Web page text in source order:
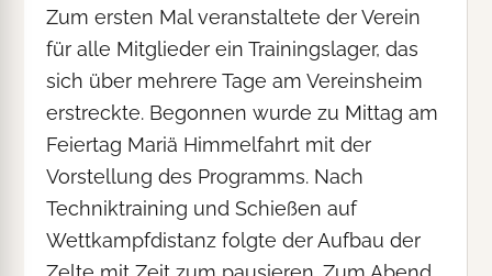
Zum ersten Mal veranstaltete der Verein
für alle Mitglieder ein Trainingslager, das
sich über mehrere Tage am Vereinsheim
erstreckte. Begonnen wurde zu Mittag am
Feiertag Mariä Himmelfahrt mit der
Vorstellung des Programms. Nach
Techniktraining und Schießen auf
Wettkampfdistanz folgte der Aufbau der